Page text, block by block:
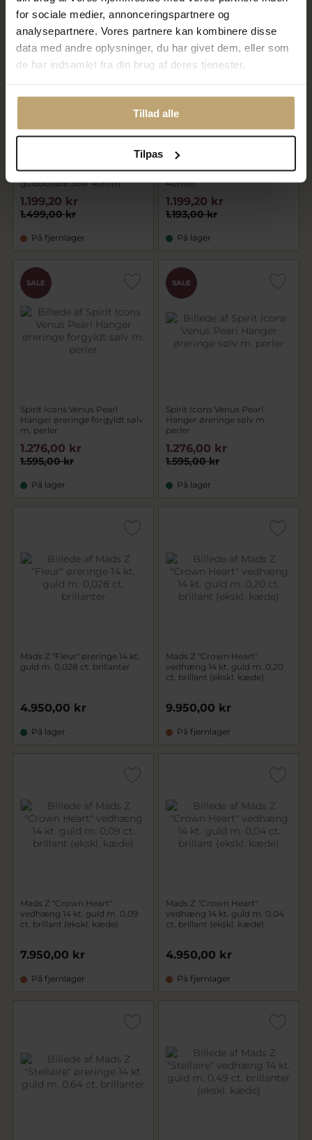
for sociale medier, annonceringspartnere og
analysepartnere. Vores partnere kan kombinere disse
data med andre oplysninger, du har givet dem, eller som
de har indsamlet fra din brug af deres tjenester.
Tillad alle
Tilpas
SALE
Sheffield herreur stål
gulddoublé 3bar 40mm
1.499,00 kr
1.199,20 kr
På fjernlager
CHOK
SALE
Nyhed
Daniel Wellington Classic
Sheffield herreur stål 3bar
40mm
1.193,00 kr
1.199,20 kr
På lager
SALE
Spirit Icons Venus Pearl
Hanger øreringe forgyldt sølv
m. perler
1.595,00 kr
1.276,00 kr
På lager
SALE
Spirit Icons Venus Pearl
Hanger øreringe sølv m.
perler
1.595,00 kr
1.276,00 kr
På lager
Mads Z "Fleur" øreringe 14 kt.
guld m. 0,028 ct. brillanter
4.950,00 kr
På lager
Mads Z "Crown Heart"
vedhæng 14 kt. guld m. 0,20
ct. brillant (ekskl. kæde)
9.950,00 kr
På fjernlager
Mads Z "Crown Heart"
vedhæng 14 kt. guld m. 0,09
ct. brillant (ekskl. kæde)
7.950,00 kr
På fjernlager
Mads Z "Crown Heart"
vedhæng 14 kt. guld m. 0,04
ct. brillant (ekskl. kæde)
4.950,00 kr
På fjernlager